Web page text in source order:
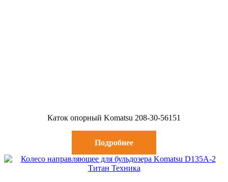
Каток опорный Komatsu 208-30-56151
Подробнее